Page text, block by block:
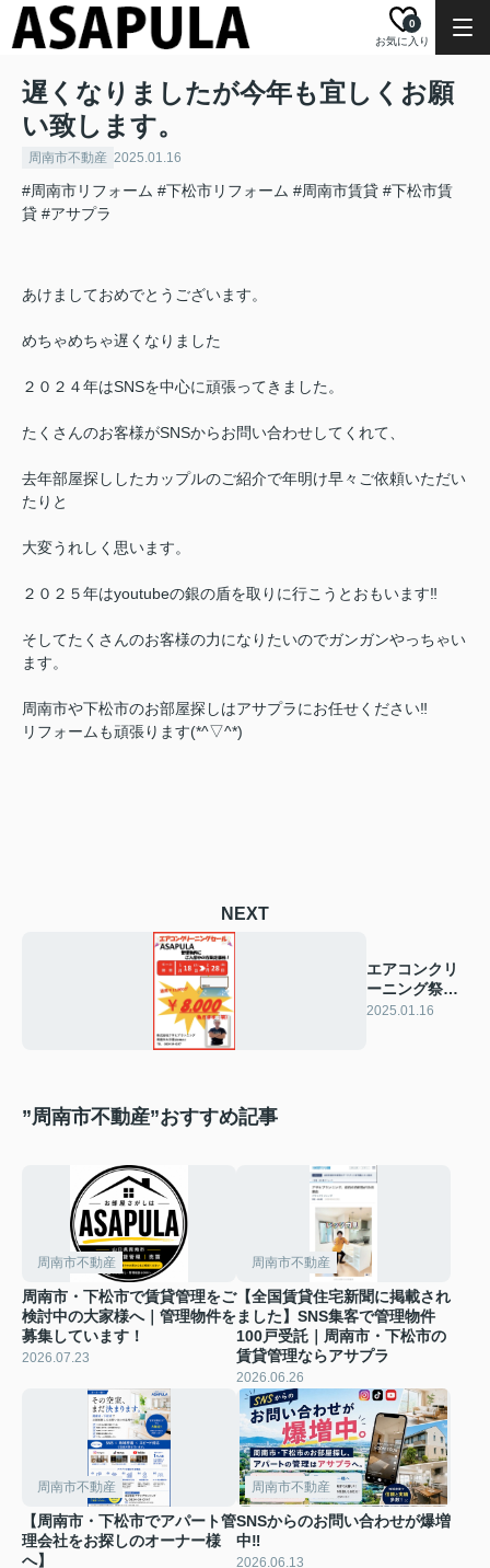
お気に入り
0
遅くなりましたが今年も宜しくお願
い致します。
周南市不動産 2025.01.16
#周南市リフォーム #下松市リフォーム #周南市賃貸 #下松市賃
貸 #アサプラ
あけましておめでとうございます。
めちゃめちゃ遅くなりました
２０２４年はSNSを中心に頑張ってきました。
たくさんのお客様がSNSからお問い合わせしてくれて、
去年部屋探ししたカップルのご紹介で年明け早々ご依頼いただい
たりと
大変うれしく思います。
２０２５年はyoutubeの銀の盾を取りに行こうとおもいます‼
そしてたくさんのお客様の力になりたいのでガンガンやっちゃい
ます。
周南市や下松市のお部屋探しはアサプラにお任せください‼
リフォームも頑張ります(*^▽^*)
NEXT
エアコンクリ
ーニング祭り
開催‼
2025.01.16
”周南市不動産”おすすめ記事
周南市不動産
周南市・下松市で賃貸管理をご
検討中の大家様へ｜管理物件を
募集しています！
2026.07.23
周南市不動産
【全国賃貸住宅新聞に掲載され
ました】SNS集客で管理物件
100戸受託｜周南市・下松市の
賃貸管理ならアサプラ
2026.06.26
周南市不動産
【周南市・下松市でアパート管
理会社をお探しのオーナー様
へ】
周南市不動産
SNSからのお問い合わせが爆増
中‼
2026.06.13